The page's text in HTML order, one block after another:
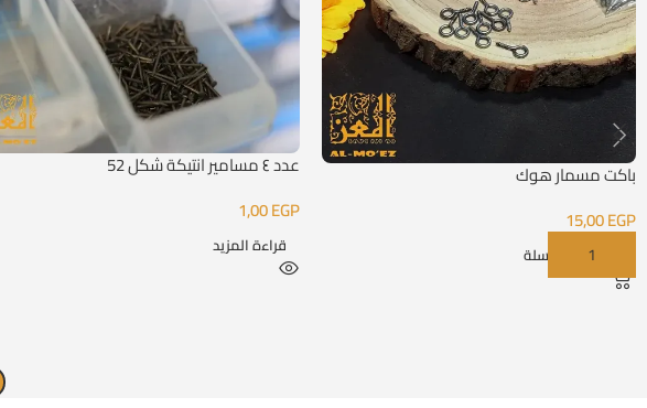
باكت مسمار هوك
15,00EGP
إضافة إلى السلة
عدد ٤ مسامير انتيكة شكل 52
1,00EGP
قراءة المزيد